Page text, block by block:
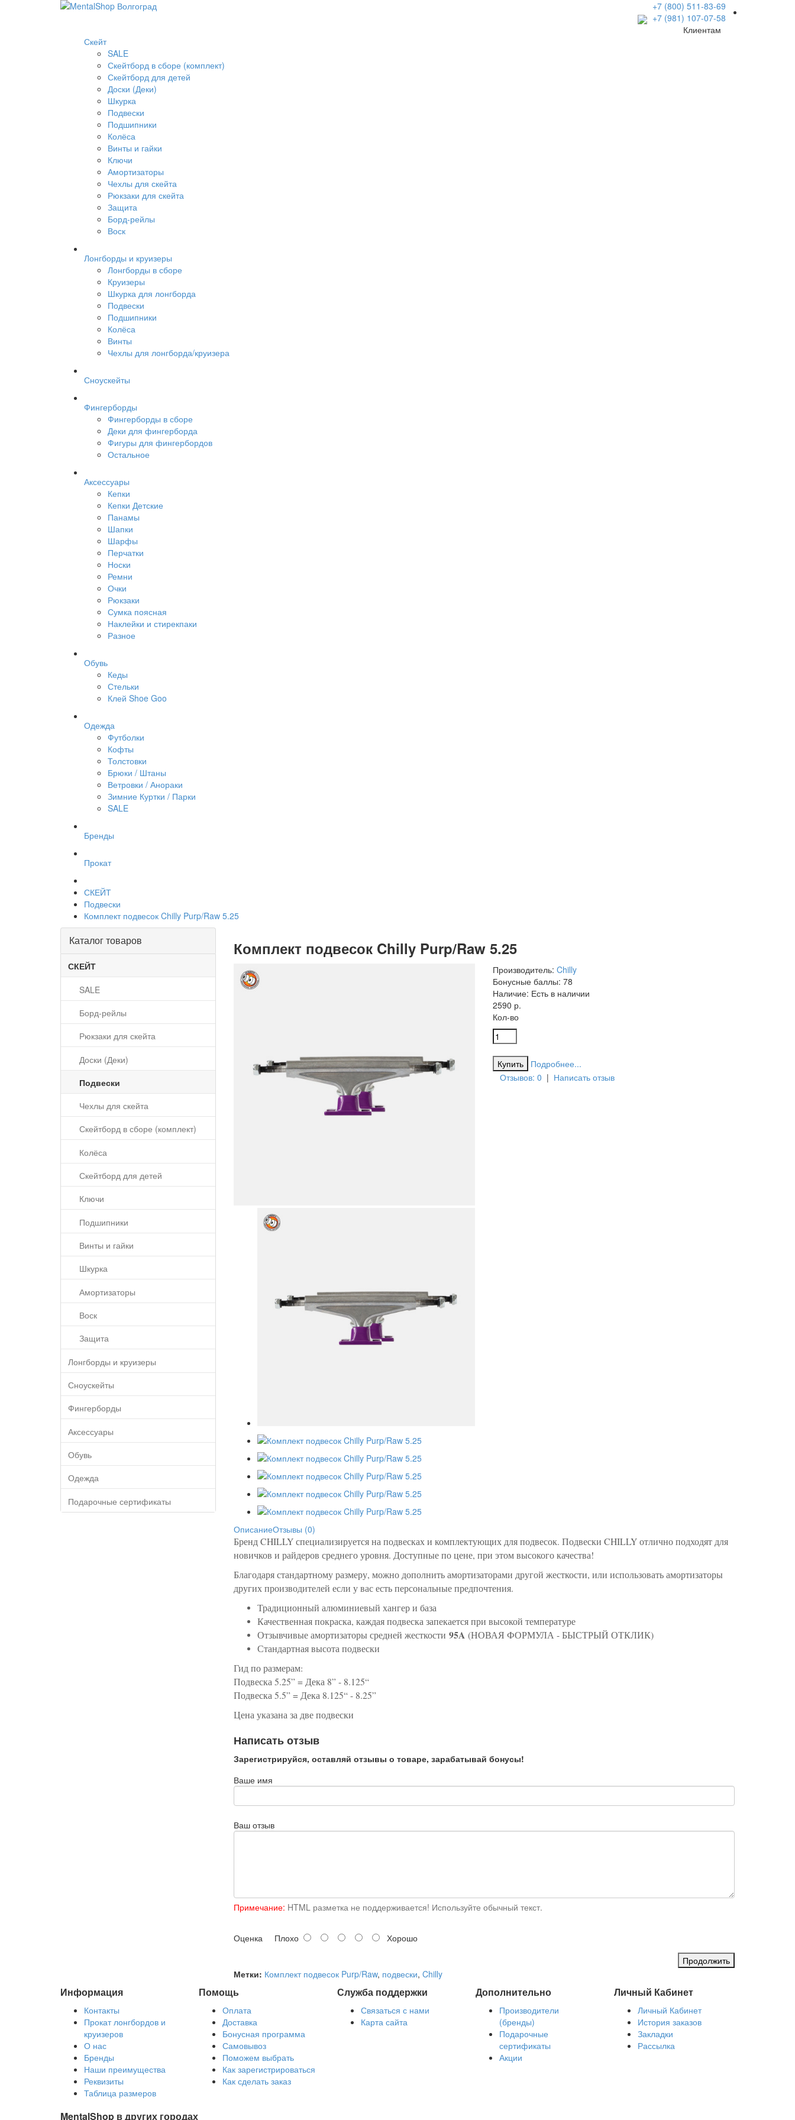
+7 (800) 511-83-69
+7 (981) 107-07-58
Клиентам
Скейт
SALE
Скейтборд в сборе (комплект)
Скейтборд для детей
Доски (Деки)
Шкурка
Подвески
Подшипники
Колёса
Винты и гайки
Ключи
Амортизаторы
Чехлы для скейта
Рюкзаки для скейта
Защита
Борд-рейлы
Воск
Лонгборды и круизеры
Лонгборды в сборе
Круизеры
Шкурка для лонгборда
Подвески
Подшипники
Колёса
Винты
Чехлы для лонгборда/круизера
Сноускейты
Фингерборды
Фингерборды в сборе
Деки для фингерборда
Фигуры для фингербордов
Остальное
Аксессуары
Кепки
Кепки Детские
Панамы
Шапки
Шарфы
Перчатки
Носки
Ремни
Очки
Рюкзаки
Сумка поясная
Наклейки и стирекпаки
Разное
Обувь
Кеды
Стельки
Клей Shoe Goo
Одежда
Футболки
Кофты
Толстовки
Брюки / Штаны
Ветровки / Анораки
Зимние Куртки / Парки
SALE
Бренды
Прокат
СКЕЙТ
Подвески
Комплект подвесок Chilly Purp/Raw 5.25
Каталог товаров
СКЕЙТ
SALE
Борд-рейлы
Рюкзаки для скейта
Доски (Деки)
Подвески
Чехлы для скейта
Скейтборд в сборе (комплект)
Колёса
Скейтборд для детей
Ключи
Подшипники
Винты и гайки
Шкурка
Амортизаторы
Воск
Защита
Лонгборды и круизеры
Сноускейты
Фингерборды
Аксессуары
Обувь
Одежда
Подарочные сертификаты
Комплект подвесок Chilly Purp/Raw 5.25
Производитель: Chilly
Бонусные баллы: 78
Наличие: Есть в наличии
2590 р.
Кол-во
Подробнее...
Отзывов: 0 | Написать отзыв
ОписаниеОтзывы (0)
Бренд CHILLY специализируется на подвесках и комплектующих для подвесок. Подвески CHILLY отлично подходят для
новичков и райдеров среднего уровня. Доступные по цене, при этом высокого качества!
Благодаря стандартному размеру, можно дополнить амортизаторами другой жесткости, или использовать амортизаторы
других производителей если у вас есть персональные предпочтения.
Традиционный алюминиевый хангер и база
Качественная покраска, каждая подвеска запекается при высокой температуре
Отзывчивые амортизаторы средней жесткости 95A (НОВАЯ ФОРМУЛА - БЫСТРЫЙ ОТКЛИК)
Стандартная высота подвески
Гид по размерам:
Подвеска 5.25” = Дека 8” - 8.125“
Подвеска 5.5” = Дека 8.125“ - 8.25”
Цена указана за две подвески
Написать отзыв
Зарегистрируйся, оставляй отзывы о товаре, зарабатывай бонусы!
Ваше имя
Ваш отзыв
Примечание: HTML разметка не поддерживается! Используйте обычный текст.
Оценка Плохо
Хорошо
Продолжить
Метки: Комплект подвесок Purp/Raw, подвески, Chilly
Информация
Контакты
Прокат лонгбордов и
круизеров
О нас
Бренды
Наши преимущества
Реквизиты
Таблица размеров
Помощь
Оплата
Доставка
Бонусная программа
Самовывоз
Поможем выбрать
Как зарегистрироваться
Как сделать заказ
Служба поддержки
Связаться с нами
Карта сайта
Дополнительно
Производители
(бренды)
Подарочные
сертификаты
Акции
Личный Кабинет
Личный Кабинет
История заказов
Закладки
Рассылка
MentalShop в других городах